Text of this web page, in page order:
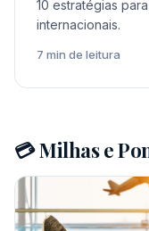
10 estratégias
internacionais.
7 min de leitura
💳 Milhas e